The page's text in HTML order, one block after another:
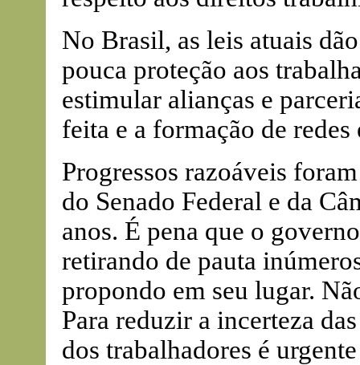
No Brasil, as leis atuais
pouca proteção aos
estimular alianças e
feita e a formação de redes
Progressos razoáveis
do Senado Federal e da
anos. É pena que o
retirando de pauta
propondo em seu lugar.
Para reduzir a incerteza
dos trabalhadores é